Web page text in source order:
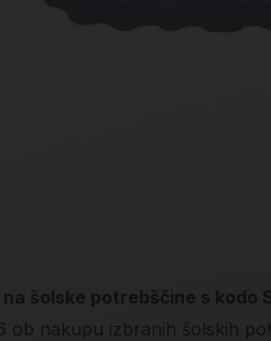
na šolske potrebščine s kodo
ob nakupu izbranih šolskih